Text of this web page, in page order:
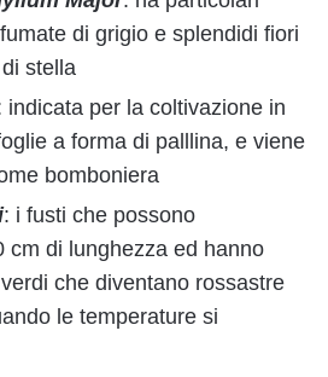
di grigio e splendidi fiori
stella
indicata per la coltivazione in
a forma di palllina, e viene
bomboniera
: i fusti che possono
cm di lunghezza ed hanno
che diventano rossastre
le temperature si